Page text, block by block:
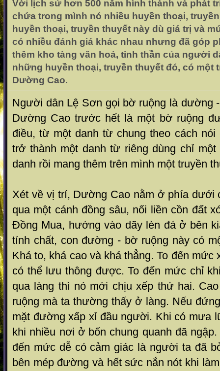
Với lịch sử hơn 500 năm hình thành và phát
chứa trong mình nó nhiều huyền thoại,
huyền thoại, truyền thuyết này dù giá trị và
có nhiều đánh giá khác nhau nhưng đã góp
thêm kho tàng văn hoá, tinh thần của người
những huyền thoại, truyền thuyết đó, có một
Dường Cao.
Người dân Lệ Sơn gọi bờ ruộng là dường
Dường Cao trước hết là một bờ ruộng
điều, từ một danh từ chung theo cách nói
trở thành một danh từ riêng dùng chỉ
danh rồi mang thêm trên mình một truyền
Xét về vị trí, Dường Cao nằm ở phía dưới
qua một cánh đồng sâu, nối liền cồn đất
Đồng Mua, hướng vào dãy lèn đá ở bên
tính chất, con đường - bờ ruộng này có
Khá to, khá cao và khá thẳng. To đến mức
có thể lưu thông được. To đến mức chỉ
qua làng thì nó mới chịu xếp thứ hai.
ruộng mà ta thường thấy ở làng. Nếu
mặt đường xấp xỉ đầu người. Khi có mưa
khi nhiều nơi ở bốn chung quanh đã
đến mức dễ có cảm giác là người ta đã
bên mép đường và hết sức nắn nót khi